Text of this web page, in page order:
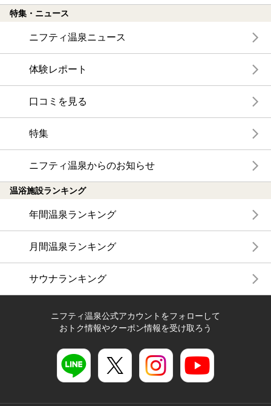
特集・ニュース
ニフティ温泉ニュース
体験レポート
口コミを見る
特集
ニフティ温泉からのお知らせ
温浴施設ランキング
年間温泉ランキング
月間温泉ランキング
サウナランキング
ニフティ温泉公式アカウントをフォローして
おトク情報やクーポン情報を受け取ろう